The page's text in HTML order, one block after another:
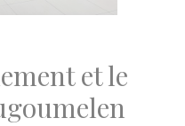
et le